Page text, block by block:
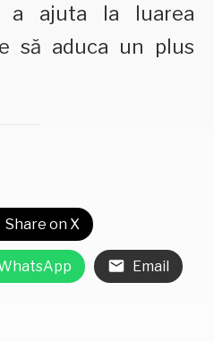
a ajuta la luarea
să aduca un plus
Share on X
Email